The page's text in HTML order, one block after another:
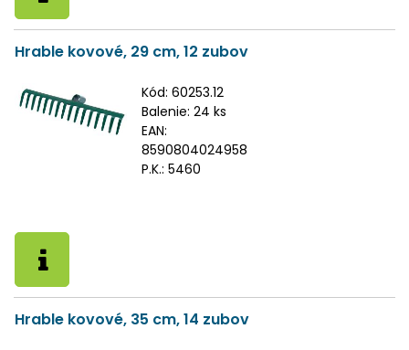
Hrable kovové, 29 cm, 12 zubov
Kód:60253.12
Balenie: 24 ks
EAN:
8590804024958
P.K.: 5460
Hrable kovové, 35 cm, 14 zubov